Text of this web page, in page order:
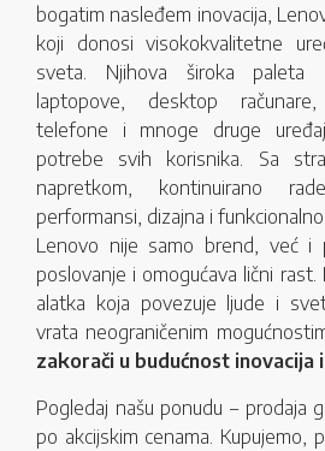
bogatim nasleđem inovacija,
koji donosi visokokvalitetne
sveta. Njihova široka paleta
laptopove, desktop
telefone i mnoge druge
potrebe svih korisnika. Sa
napretkom, kontinuirano
performansi, dizajna i
Lenovo nije samo brend, već i
poslovanje i omogućava lični
alatka koja povezuje ljude i
vrata neograničenim
zakorači u budućnost inovacija
Pogledaj našu ponudu – prodaja
po akcijskim cenama. Kupujemo,